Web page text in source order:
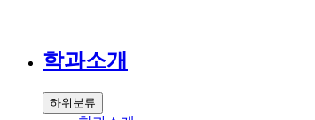
학과소개
하위분류